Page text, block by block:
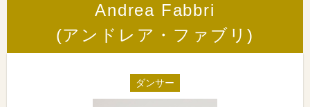
Andrea Fabbri
(アンドレア・ファブリ)
ダンサー